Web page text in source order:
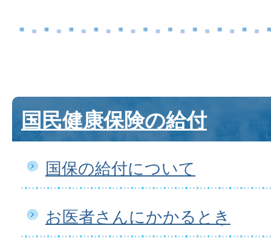
国民健康保険の給付
国保の給付について
お医者さんにかかるとき